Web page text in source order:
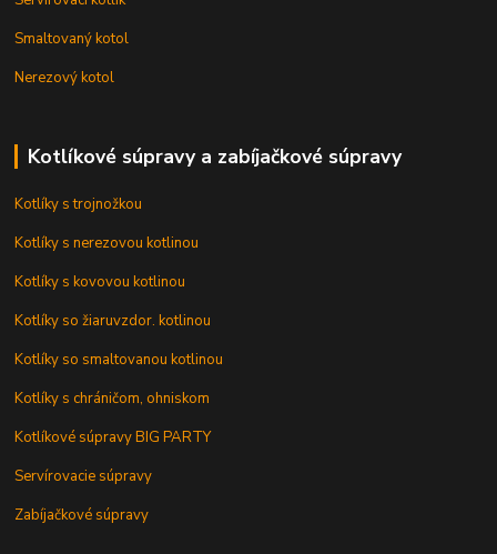
Smaltovaný kotol
Nerezový kotol
Kotlíkové súpravy a zabíjačkové súpravy
Kotlíky s trojnožkou
Kotlíky s nerezovou kotlinou
Kotlíky s kovovou kotlinou
Kotlíky so žiaruvzdor. kotlinou
Kotlíky so smaltovanou kotlinou
Kotlíky s chráničom, ohniskom
Kotlíkové súpravy BIG PARTY
Servírovacie súpravy
Zabíjačkové súpravy